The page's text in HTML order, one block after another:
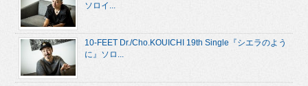
ソロイ...
10-FEET Dr./Cho.KOUICHI 19th Single『シエラのよう
に』ソロ...